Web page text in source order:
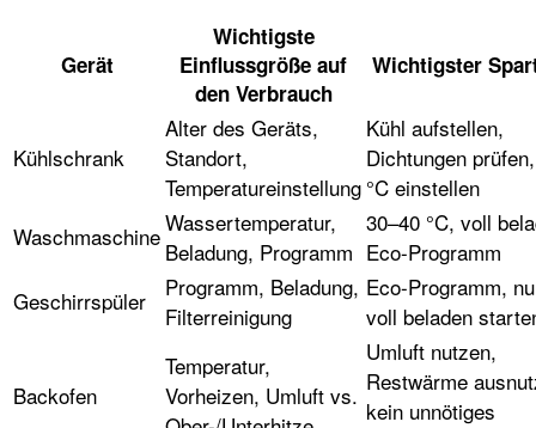
Gerät
Wichtigste
Einflussgröße auf
den Verbrauch
Wichtigster
Kühlschrank
Alter des Geräts,
Standort,
Temperatureinstellung
Kühl aufstellen,
Dichtungen
°C einstellen
WaschmaschineWassertemperatur,
Beladung, Programm
30–40 °C, voll
Eco-Programm
Geschirrspüler
Programm, Beladung,
Filterreinigung
Eco-Programm,
voll beladen
Backofen
Temperatur,
Vorheizen, Umluft vs.
Umluft nutzen,
Restwärme
kein unnötiges